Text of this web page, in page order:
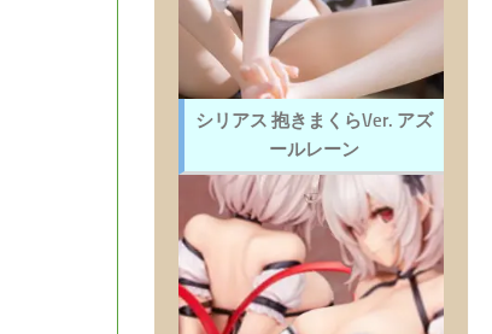
シリアス 抱きまくらVer. アズ
ールレーン